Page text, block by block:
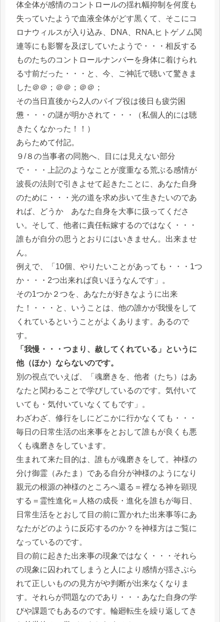
体全体が感情のコントロールの揺れ幅抑制を何度も
失っていたようで血液全体がどす黒くて、そこにコ
ロナウィルスが入り込み、DNA、RNA,ヒトゲノム関
連等にも影響を及ぼしていたようで・・・相反する
ものたちのコントロールナンバーを身体に着けられ
る寸前だった・・・と、今、ご神託で聴いて驚きま
した＠＠；＠＠；＠＠；
その当日直後から2人のパイプ役は後日も疲労困
憊・・・の謎が明かされて・・・（私個人的には聴
きたくなかった！！）
あらためて付記。
９/８の当事者の同胞へ、目には見えない部分
で・・・上記のようなことが度重なる荒ぶる感情が
波長の法則で引きよせて起きたことに、あなた自身
のために・・・光の道を求め歩いて生きたいのであ
れば、どうか あなた自身を大事に扱ってくださ
い。そして、他者に責任転嫁するのではなく・・・
誰もが自分の思うとおりにはいきません。出来ませ
ん。
例えで、「10個、やりたいことがあっても・・・1つ
か・・・2つ出来れば良いほうなんです」。
その1つか２つを、あなたが好きなように出来
た！・・・と、いうことは、他の誰かが我慢をして
くれているということがよくあります。あるので
す。
「我慢・・・つまり、赦してくれている」というに
他（ほか）ならないのです。
別の視点でいえば、「魂磨きを、他者（たち）はあ
なたと関わることで学びしているのです。気付いて
いても・気付いていなくてもです」。
わざわざ、修行をしにどこかに行かなくても・・・
毎日の日常生活の出来事をとおして誰もが良くも悪
くも魂磨きをしています。
生まれて来た目的は、誰もが魂磨きをして。神様の
分け御霊（みたま）である自分が神様のようになり
親元の根源の神様のところへ還る＝裡なる神を顕現
する＝霊性進化＝人格の成長・進化を誰もが毎日、
日常生活をとおして目の前に置かれた出来事等にあ
なたがどのように反応するのか？を神様方はご覧に
なっているのです。
目の前に起きた出来事の現象ではなく・・・それら
の現象に囚われてしまうと人により感情が揺さぶら
れて正しいものの見方がや判断が出来なくなりま
す。それらが問題なのであり・・・あなた自身の学
びや課題でもあるのです。輪廻転生を繰り返してき